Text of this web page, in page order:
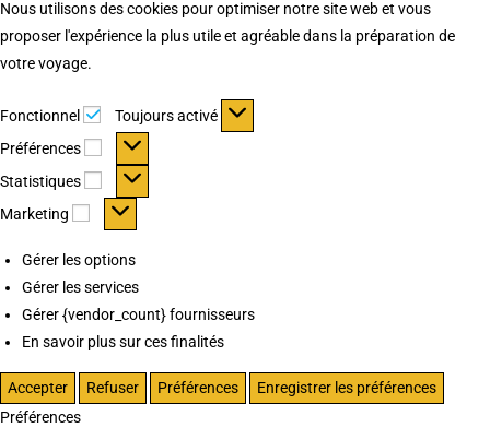
Nous utilisons des cookies pour optimiser notre site web et vous
proposer l'expérience la plus utile et agréable dans la préparation de
votre voyage.
Fonctionnel Fonctionnel
Toujours activé
Préférences
Préférences
Statistiques Statistiques
Marketing Marketing
Gérer les options
Gérer les services
Gérer {vendor_count} fournisseurs
En savoir plus sur ces finalités
Accepter Refuser Préférences
Enregistrer les préférences
Préférences